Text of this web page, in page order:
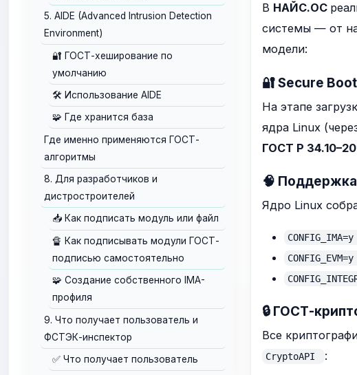
5. AIDE (Advanced Intrusion Detection
Environment)
🔐 ГОСТ-хеширование по
умолчанию
🛠️ Использование AIDE
🧩 Где хранится база
Где именно применяются ГОСТ-
алгоритмы
8. Для разработчиков и
дистростроителей
📥 Как подписать модуль или файл
🔏 Как подписывать модули ГОСТ-
подписью самостоятельно
🧩 Создание собственного IMA-
профиля
9. Что получает пользователь и
ФСТЭК-инспектор
✅ Что получает пользователь
В НАЙС.ОС
системы — от
модели:
🔐 Secure
На этапе
ядра Linux
ГОСТ Р
🧠 Поддержка
Ядро Linux
CONFIG_IMA=y
CONFIG_EVM=y
🔒 ГОСТ-
Все
CryptoAPI :